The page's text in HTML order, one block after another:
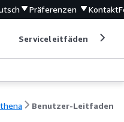
Präferenzen Kontakt
Serviceleitfäden
Benutzer-Leitfaden